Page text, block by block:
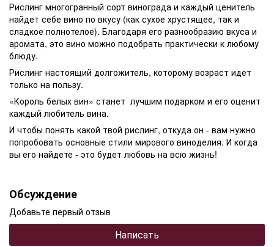
Рислинг многогранный сорт винограда и каждый ценитель
найдет себе вино по вкусу (как сухое хрустящее, так и
сладкое полнотелое). Благодаря его разнообразию вкуса и
аромата, это вино можно подобрать практически к любому
блюду.
Рислинг настоящий долгожитель, которому возраст идет
только на пользу.
«Король белых вин» станет лучшим подарком и его оценит
каждый любитель вина.
И чтобы понять какой твой рислинг, откуда он - вам нужно
попробовать основные стили мирового виноделия. И когда
вы его найдете - это будет любовь на всю жизнь!
Обсуждение
Добавьте первый отзыв
Написать